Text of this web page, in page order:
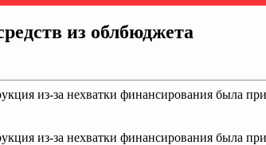
из облбюджета
из-за нехватки финансирования была
из-за нехватки финансирования была